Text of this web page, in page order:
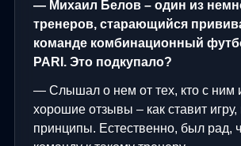
— Михаил Белов – один из
тренеров, старающийся
команде комбинационный
PARI. Это подкупало?
— Слышал о нем от тех, кто с ним
хорошие отзывы – как ставит игру,
принципы. Естественно, был рад,